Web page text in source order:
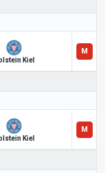
Kiel
Kiel